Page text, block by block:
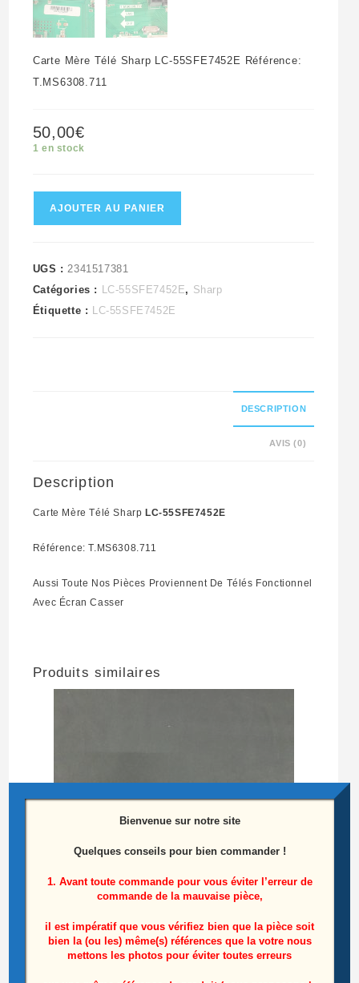
Carte Mère Télé Sharp LC-55SFE7452E Référence:
T.MS6308.711
50,00€
1 en stock
de
Mère
Télé
Sharp
AJOUTER AU PANIER
UGS : 2341517381
Catégories :
LC-55SFE7452E, Sharp
Étiquette :
LC-55SFE7452E
DESCRIPTION
AVIS (0)
Description
Carte Mère Télé SharpLC-55SFE7452E
Référence: T.MS6308.711
Aussi Toute Nos Pièces Proviennent De Télés Fonctionnel
Avec Écran Casser
Produits similaires
Barre leds Coté Gauche Télé Sharp LC-
Bienvenue sur notre site
Quelques conseils pour bien commander !
1. Avant toute commande pour vous éviter l’erreur de
commande de la mauvaise pièce,
il est impératif que vous vérifiez bien que la pièce soit
bien la (ou les) même(s) références que la votre nous
mettons les photos pour éviter toutes erreurs